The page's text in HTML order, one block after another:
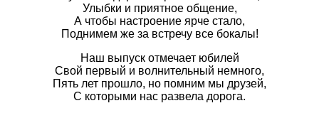
Улыбки и приятное общение,
А чтобы настроение ярче стало,
Поднимем же за встречу все бокалы!
Наш выпуск отмечает юбилей
Свой первый и волнительный немного,
Пять лет прошло, но помним мы друзей,
С которыми нас развела дорога.